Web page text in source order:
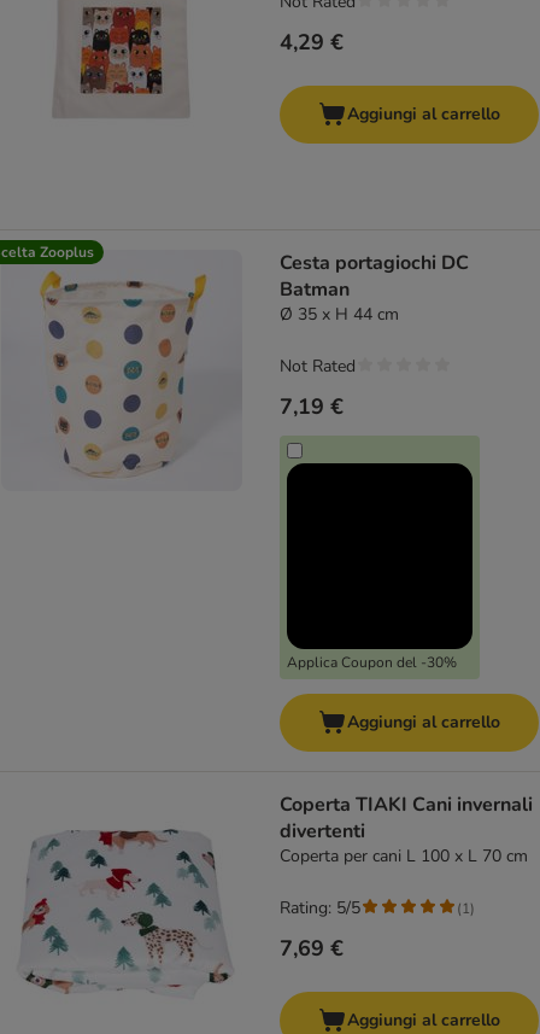
4,29 €
Aggiungi al carrello
Zooplus
Cesta portagiochi DC
Batman
Ø 35 x H 44 cm
7,19 €
Applica Coupon del -30%
Not Rated
Aggiungi al carrello
Coperta TIAKI Cani invernali
divertenti
Coperta per cani L 100 x L 70 cm
7,69 €
Rating: 5/5 (1)
Aggiungi al carrello